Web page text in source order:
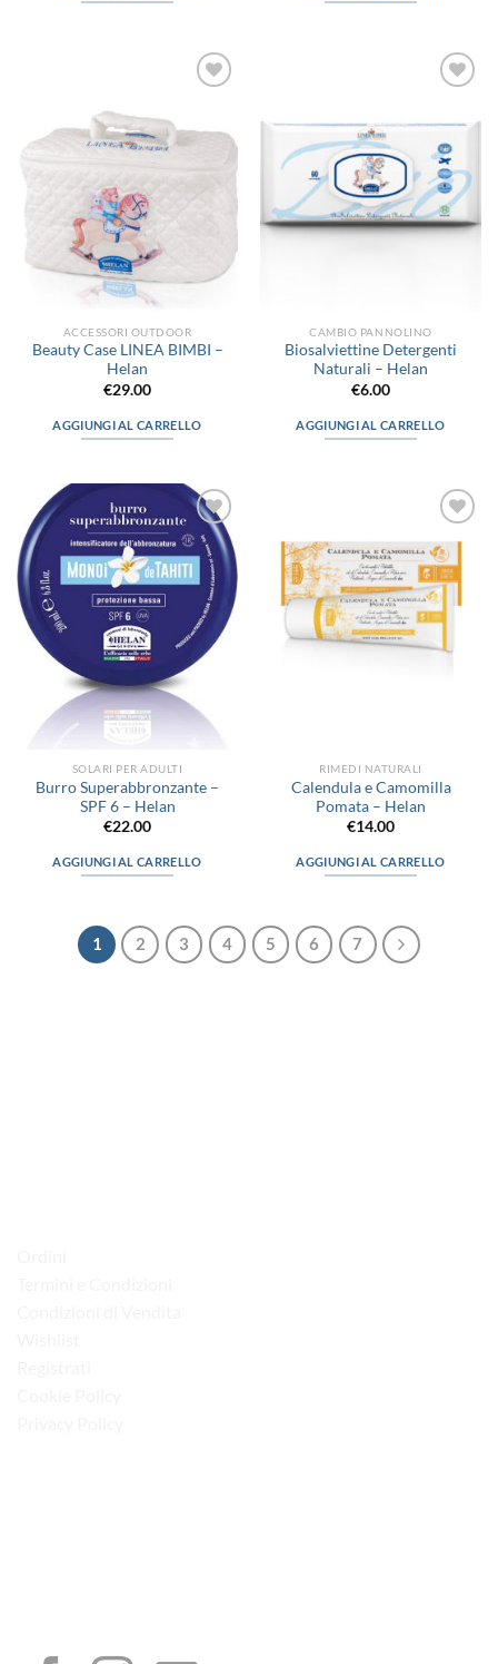
dei
desideri
ACCESSORI OUTDOOR
Beauty Case LINEA BIMBI –
Helan
€29.00
AGGIUNGI AL CARRELLO
desideri
CAMBIO PANNOLINO
Biosalviettine Detergenti
Naturali – Helan
€6.00
AGGIUNGI AL CARRELLO
Aggiungi
alla lista
dei
desideri
SOLARI PER ADULTI
Burro Superabbronzante –
SPF 6 – Helan
€22.00
AGGIUNGI AL CARRELLO
Aggiungi
alla lista
dei
desideri
RIMEDI NATURALI
Calendula e Camomilla
Pomata – Helan
€14.00
AGGIUNGI AL CARRELLO
1 2 3 4 5 6 7